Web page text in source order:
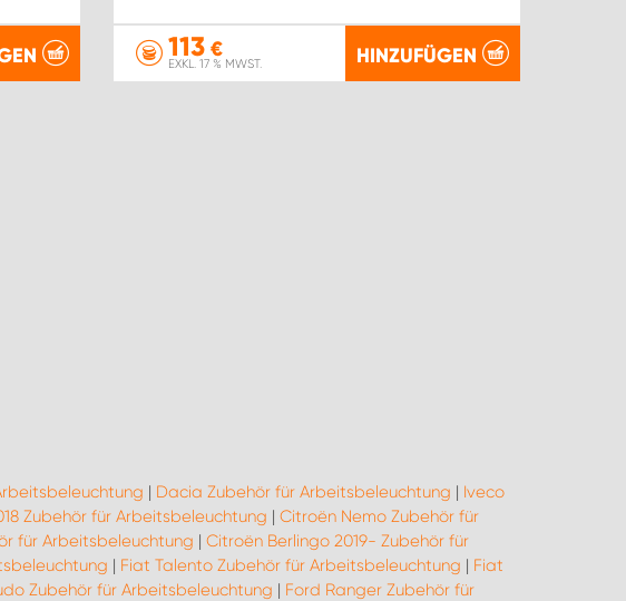
113 €
EXKL. 17 % MWST. HINZUFÜGEN
| Dacia Zubehör für Arbeitsbeleuchtung | Iveco
Zubehör für Arbeitsbeleuchtung | Citroën Nemo Zubehör für
für Arbeitsbeleuchtung | Citroën Berlingo 2019- Zubehör für
| Fiat Talento Zubehör für Arbeitsbeleuchtung | Fiat
Zubehör für Arbeitsbeleuchtung | Ford Ranger Zubehör für